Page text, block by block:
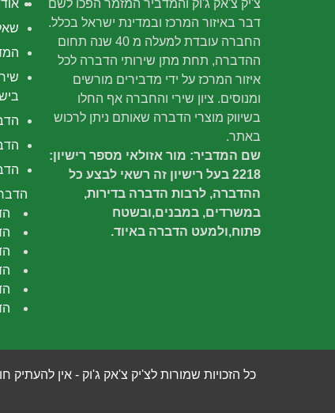
צ'יק צ'אק ג'וק והמדביר המזמר הפכו לשם
דבר באיזור המרכז ובמדינת ישראל בכלל.
החברה עובדת למעלה מ 40 שנה תחום
ההדברה, תחת מתן שירותי הדברה לכל
איזור המרכז על ידי מדבירים מורשים
ומנוסים. ציון שירי והחברה אף החלו
בשיווק מוצרי הדברה שאותם ניתן לרכוש
באתר.
שם המדביר: מור אזולאי מספר רישיון:
2218 בעל רישיון זה רשאי לבצע כל
ההדברה, לרבות הדברה בדירות,
במשרדים, במבנים,ובשטח
פתוח,ולמעט הדברה באיוד.
כל הזכויות שמורות לצ'יק צ'אק ג'וק - אין